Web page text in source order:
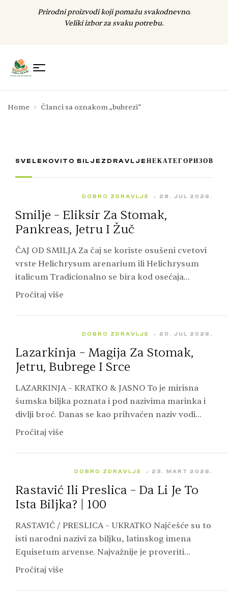
Prirodni proizvodi koji pomažu svakodnevno.
Veliki izbor za svaku potrebu.
Home Članci sa oznakom „bubrezi“
SVE LEKOVITO BILJE ZDRAVLJE
28. JUL 2026.
DOBRO ZDRAVLJE
Smilje – Eliksir Za Stomak,
Pankreas, Jetru I Žuč
ČAJ OD SMILJA Za čaj se koriste osušeni cvetovi
vrste Helichrysum arenarium ili Helichrysum
italicum Tradicionalno se bira kod osećaja
punoće, nadutosti i sporijeg varenja. Peščano
Pročitaj više
20. JUL 2026.
DOBRO ZDRAVLJE
Lazarkinja – Magija Za Stomak,
Jetru, Bubrege I Srce
LAZARKINJA – KRATKO & JASNO To je mirisna
šumska biljka poznata i pod nazivima marinka i
divlji broć. Danas se kao prihvaćen naziv vodi
Galium odoratum, dok je Asperula odorata…
Pročitaj više
23. MART 2026.
DOBRO ZDRAVLJE
Rastavić Ili Preslica – Da Li Je To
Ista Biljka? | 100
RASTAVIĆ / PRESLICA – UKRATKO Najčešće su to
isti narodni nazivi za biljku, latinskog imena
Equisetum arvense. Najvažnije je proveriti
latinski naziv, jer postoje i druge srodne vrste
Pročitaj više